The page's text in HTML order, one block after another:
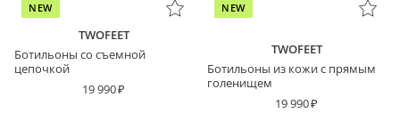
NEW
TWOFEET
Ботильоны со съемной
цепочкой
19 990
NEW
TWOFEET
Ботильоны из кожи с прямым
голенищем
19 990